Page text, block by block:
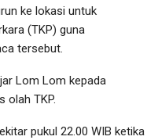
ke lokasi untuk
(TKP) guna
tersebut.
Lom Lom kepada
olah TKP.
pukul 22.00 WIB ketika